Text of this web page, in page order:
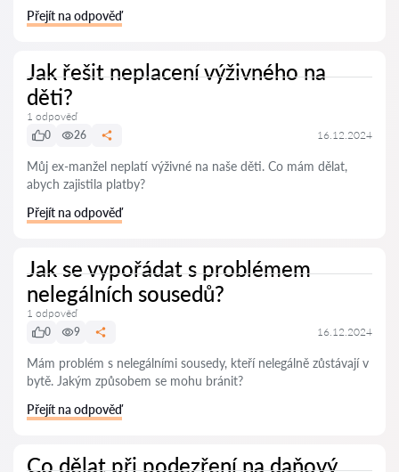
Přejít na odpověď
Jak řešit neplacení výživného na
děti?
1 odpověď
0
26 16.12.2024
Můj ex-manžel neplatí výživné na naše děti. Co mám dělat,
abych zajistila platby?
Přejít na odpověď
Jak se vypořádat s problémem
nelegálních sousedů?
1 odpověď
0
9 16.12.2024
Mám problém s nelegálními sousedy, kteří nelegálně zůstávají v
bytě. Jakým způsobem se mohu bránit?
Přejít na odpověď
Co dělat při podezření na daňový